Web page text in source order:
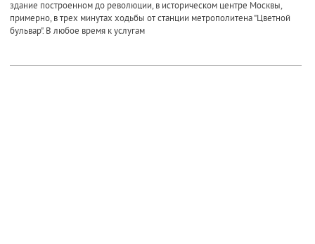
здание построенном до революции, в историческом центре Москвы,
примерно, в трех минутах ходьбы от станции метрополитена "Цветной
бульвар". В любое время к услугам